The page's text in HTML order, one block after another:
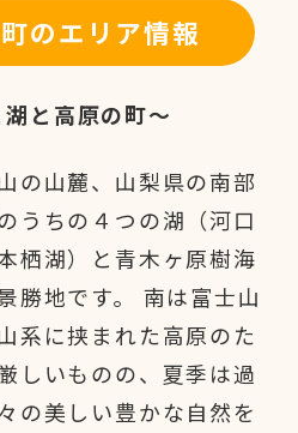
のエリア情報
と高原の町～
の山麓、山梨県の南部
うちの４つの湖（河口
栖湖）と青木ヶ原樹海
勝地です。 南は富士山
系に挟まれた高原のた
しいものの、夏季は過
の美しい豊かな自然を